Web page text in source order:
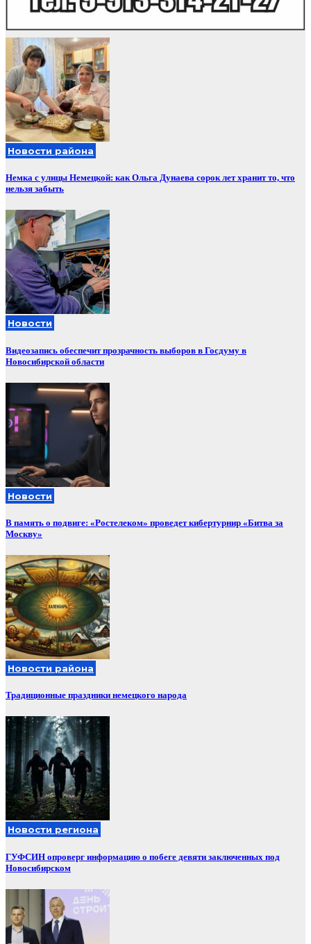
Новости района
Немка с улицы Немецкой: как Ольга Дунаева сорок лет хранит то, что
нельзя забыть
Новости
Видеозапись обеспечит прозрачность выборов в Госдуму в
Новосибирской области
Новости
В память о подвиге: «Ростелеком» проведет кибертурнир «Битва за
Москву»
Новости района
Традиционные праздники немецкого народа
Новости региона
ГУФСИН опроверг информацию о побеге девяти заключенных под
Новосибирском